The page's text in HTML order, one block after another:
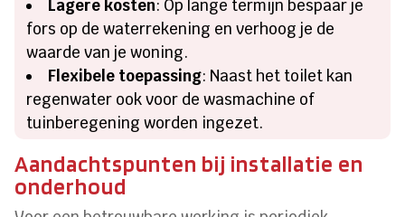
Lagere kosten: Op lange termijn bespaar je
fors op de waterrekening en verhoog je de
waarde van je woning.
Flexibele toepassing: Naast het toilet kan
regenwater ook voor de wasmachine of
tuinberegening worden ingezet.
Aandachtspunten bij installatie en
onderhoud